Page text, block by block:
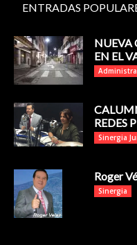
ENTRADAS
NUEVA
EN EL
REDES
Sinergia
Roger
Sinergia